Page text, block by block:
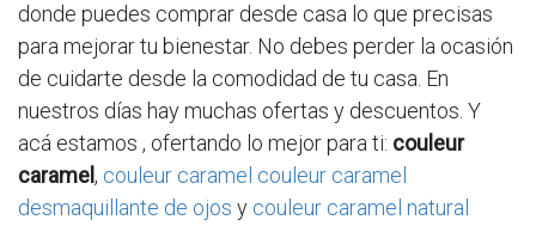
donde puedes comprar desde casa lo que precisas
para mejorar tu bienestar. No debes perder la ocasión
de cuidarte desde la comodidad de tu casa. En
nuestros días hay muchas ofertas y descuentos. Y
acá estamos , ofertando lo mejor para ti: couleur
caramel, couleur caramel couleur caramel
desmaquillante de ojos y couleur caramel natural